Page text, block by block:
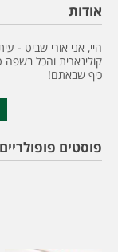
אודות
היי, אני אורי שביט -
קולינארית והכל בשפה
כיף שבאתם!
פוסטים פופולריים